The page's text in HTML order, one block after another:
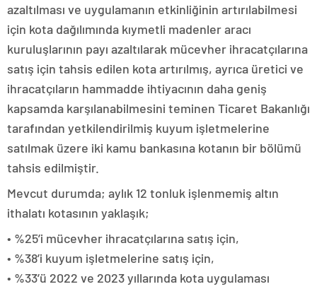
azaltılması ve uygulamanın etkinliğinin artırılabilmesi
için kota dağılımında kıymetli madenler aracı
kuruluşlarının payı azaltılarak mücevher ihracatçılarına
satış için tahsis edilen kota artırılmış, ayrıca üretici ve
ihracatçıların hammadde ihtiyacının daha geniş
kapsamda karşılanabilmesini teminen Ticaret Bakanlığı
tarafından yetkilendirilmiş kuyum işletmelerine
satılmak üzere iki kamu bankasına kotanın bir bölümü
tahsis edilmiştir.
Mevcut durumda; aylık 12 tonluk işlenmemiş altın
ithalatı kotasının yaklaşık;
• %25’i mücevher ihracatçılarına satış için,
• %38’i kuyum işletmelerine satış için,
• %33’ü 2022 ve 2023 yıllarında kota uygulaması